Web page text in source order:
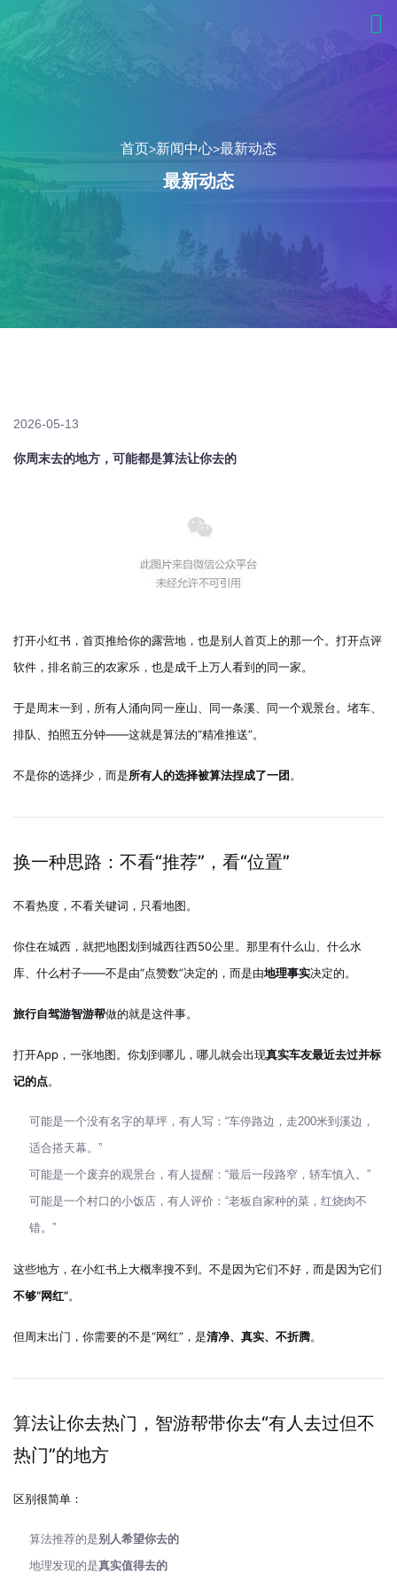
首页>新闻中心>最新动态
最新动态
2026-05-13
你周末去的地方，可能都是算法让你去的
打开小红书，首页推给你的露营地，也是别人首页上的那一个。打开点评
软件，排名前三的农家乐，也是成千上万人看到的同一家。
于是周末一到，所有人涌向同一座山、同一条溪、同一个观景台。堵车、
排队、拍照五分钟——这就是算法的“精准推送”。
不是你的选择少，而是所有人的选择被算法捏成了一团。
换一种思路：不看“推荐”，看“位置”
不看热度，不看关键词，只看地图。
你住在城西，就把地图划到城西往西50公里。那里有什么山、什么水
库、什么村子——不是由“点赞数”决定的，而是由地理事实决定的。
旅行自驾游智游帮做的就是这件事。
打开App，一张地图。你划到哪儿，哪儿就会出现真实车友最近去过并标
记的点。
可能是一个没有名字的草坪，有人写：“车停路边，走200米到溪边，
适合搭天幕。”
可能是一个废弃的观景台，有人提醒：“最后一段路窄，轿车慎入。”
可能是一个村口的小饭店，有人评价：“老板自家种的菜，红烧肉不
错。”
这些地方，在小红书上大概率搜不到。不是因为它们不好，而是因为它们
不够“网红”。
但周末出门，你需要的不是“网红”，是清净、真实、不折腾。
算法让你去热门，智游帮带你去“有人去过但不
热门”的地方
区别很简单：
算法推荐的是别人希望你去的
地理发现的是真实值得去的